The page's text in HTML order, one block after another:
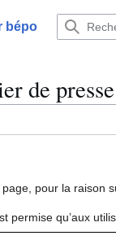
bépo
de presse
pour la raison
permise qu’aux